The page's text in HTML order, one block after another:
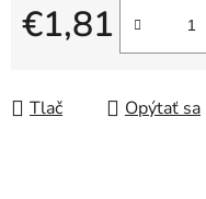
€1,81
Jednotková cena:
Tlač Opýtať sa